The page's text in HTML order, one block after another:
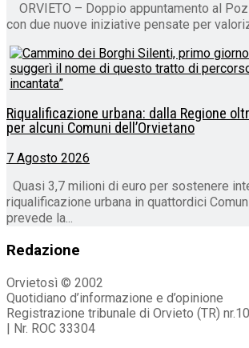
ORVIETO – Doppio appuntamento al
con due nuove iniziative pensate per
Riqualificazione urbana: dalla Regione
per alcuni Comuni dell’Orvietano
7 Agosto 2026
Quasi 3,7 milioni di euro per sostenere
riqualificazione urbana in quattordici
prevede la...
Redazione
Orvietosì © 2002
Quotidiano d’informazione e d’opinione
Registrazione tribunale di Orvieto (TR)
| Nr. ROC 33304